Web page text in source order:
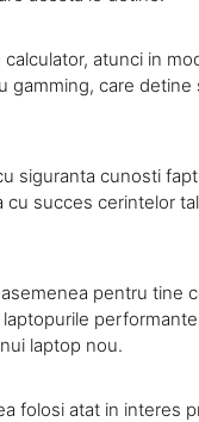
atunci in
care
siguranta cunosti
succes cerintelor
pentru tine
laptop nou.
folosi atat in interes